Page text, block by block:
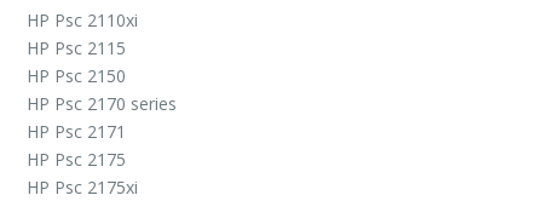
HP Psc 2110xi
HP Psc 2115
HP Psc 2150
HP Psc 2170 series
HP Psc 2171
HP Psc 2175
HP Psc 2175xi